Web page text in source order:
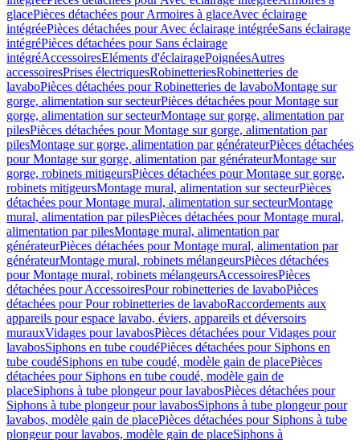
glacePièces détachées pour Armoires à glaceAvec éclairage
intégréePièces détachées pour Avec éclairage intégréeSans éclairage
intégréPièces détachées pour Sans éclairage
intégréAccessoiresEléments d'éclairagePoignéesAutres
accessoiresPrises électriquesRobinetteriesRobinetteries de
lavaboPièces détachées pour Robinetteries de lavaboMontage sur
gorge, alimentation sur secteurPièces détachées pour Montage sur
gorge, alimentation sur secteurMontage sur gorge, alimentation par
pilesPièces détachées pour Montage sur gorge, alimentation par
pilesMontage sur gorge, alimentation par générateurPièces détachées
pour Montage sur gorge, alimentation par générateurMontage sur
gorge, robinets mitigeursPièces détachées pour Montage sur gorge,
robinets mitigeursMontage mural, alimentation sur secteurPièces
détachées pour Montage mural, alimentation sur secteurMontage
mural, alimentation par pilesPièces détachées pour Montage mural,
alimentation par pilesMontage mural, alimentation par
générateurPièces détachées pour Montage mural, alimentation par
générateurMontage mural, robinets mélangeursPièces détachées
pour Montage mural, robinets mélangeursAccessoiresPièces
détachées pour AccessoiresPour robinetteries de lavaboPièces
détachées pour Pour robinetteries de lavaboRaccordements aux
appareils pour espace lavabo, éviers, appareils et déversoirs
murauxVidages pour lavabosPièces détachées pour Vidages pour
lavabosSiphons en tube coudéPièces détachées pour Siphons en
tube coudéSiphons en tube coudé, modèle gain de placePièces
détachées pour Siphons en tube coudé, modèle gain de
placeSiphons à tube plongeur pour lavabosPièces détachées pour
Siphons à tube plongeur pour lavabosSiphons à tube plongeur pour
lavabos, modèle gain de placePièces détachées pour Siphons à tube
plongeur pour lavabos, modèle gain de placeSiphons à